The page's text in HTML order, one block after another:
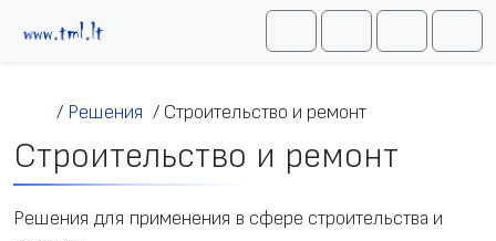
SearchAccountCart
/ Решения / Строительство и ремонт
Строительство и ремонт
Решения для применения в сфере строительства и